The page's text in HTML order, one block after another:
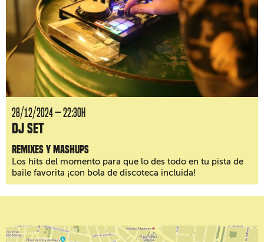
28/12/2024 — 22:30H
DJ Set
Remixes y mashups
Los hits del momento para que lo des todo en tu pista de
baile favorita ¡con bola de discoteca incluida!